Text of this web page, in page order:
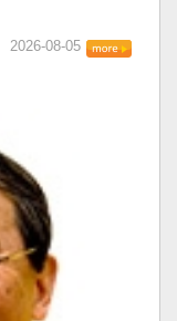
2026-08-05